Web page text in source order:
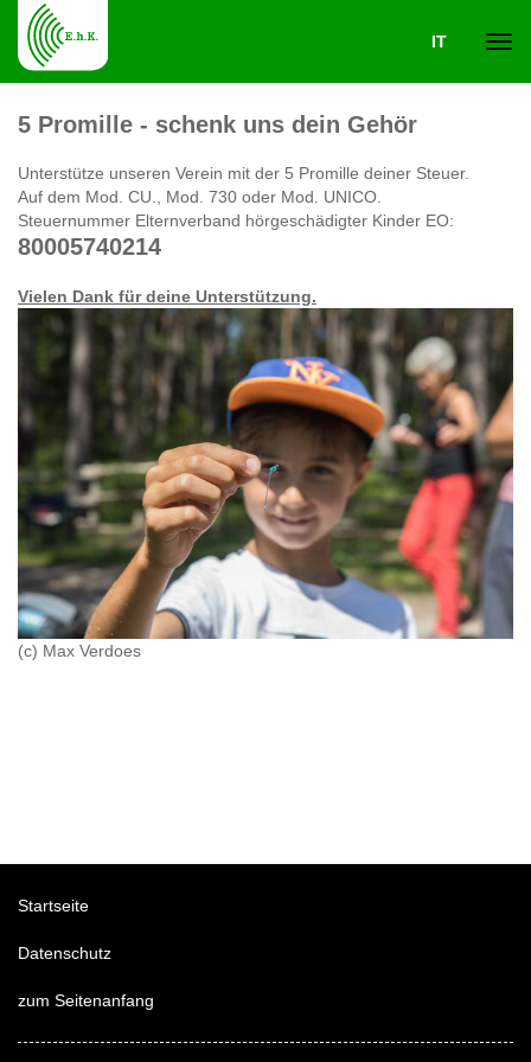
IT
5 Promille - schenk uns dein Gehör
Unterstütze unseren Verein mit der 5 Promille deiner Steuer.
Auf dem Mod. CU., Mod. 730 oder Mod. UNICO.
Steuernummer Elternverband hörgeschädigter Kinder EO:
80005740214
Vielen Dank für deine Unterstützung.
(c) Max Verdoes
Startseite
Datenschutz
zum Seitenanfang